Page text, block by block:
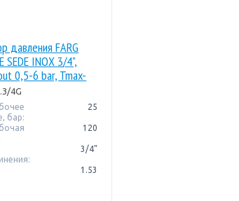
давления FARG
SEDE INOX 3/4",
0,5-6 bar, Tmax-
4G
бар:
25
120
3/4"
1.53